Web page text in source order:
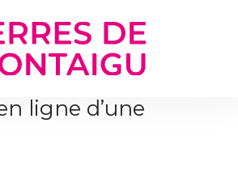
ligne d’une